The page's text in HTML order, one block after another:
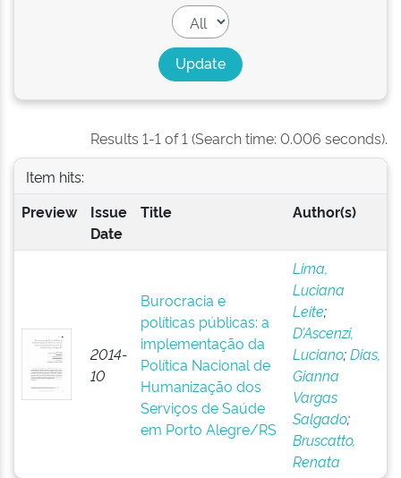
Results 1-1 of 1 (Search time: 0.006 seconds).
Item hits:
Preview
Issue
Date
Title Author(s)
2014-
10
Burocracia e
políticas públicas: a
implementação da
Política Nacional de
Humanização dos
Serviços de Saúde
em Porto Alegre/RS
Lima,
Luciana
Leite;
D’Ascenzi,
Luciano;Dias,
Gianna
Vargas
Salgado;
Bruscatto,
Renata